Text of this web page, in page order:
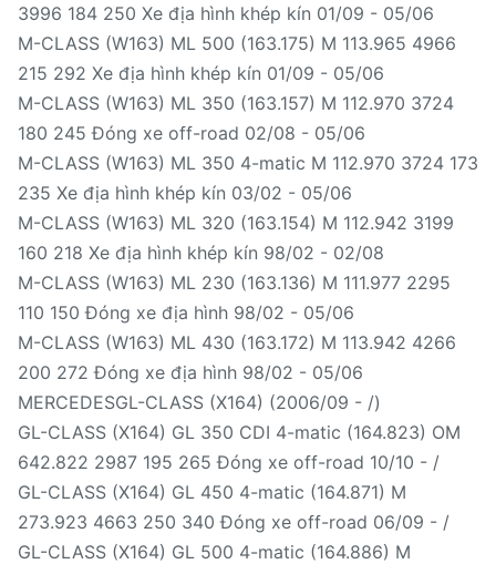
3996 184 250 Xe địa hình khép kín 01/09 - 05/06
M-CLASS (W163) ML 500 (163.175) M 113.965 4966
215 292 Xe địa hình khép kín 01/09 - 05/06
M-CLASS (W163) ML 350 (163.157) M 112.970 3724
180 245 Đóng xe off-road 02/08 - 05/06
M-CLASS (W163) ML 350 4-matic M 112.970 3724 173
235 Xe địa hình khép kín 03/02 - 05/06
M-CLASS (W163) ML 320 (163.154) M 112.942 3199
160 218 Xe địa hình khép kín 98/02 - 02/08
M-CLASS (W163) ML 230 (163.136) M 111.977 2295
110 150 Đóng xe địa hình 98/02 - 05/06
M-CLASS (W163) ML 430 (163.172) M 113.942 4266
200 272 Đóng xe địa hình 98/02 - 05/06
MERCEDESGL-CLASS (X164) (2006/09 - /)
GL-CLASS (X164) GL 350 CDI 4-matic (164.823) OM
642.822 2987 195 265 Đóng xe off-road 10/10 - /
GL-CLASS (X164) GL 450 4-matic (164.871) M
273.923 4663 250 340 Đóng xe off-road 06/09 - /
GL-CLASS (X164) GL 500 4-matic (164.886) M